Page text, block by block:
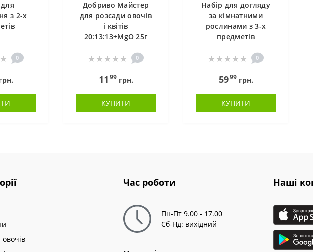
з 2-х
0
Добриво Майстер
для розсади овочів
і квітів
20:13:13+MgO 25г
0
11 99грн.
КУПИТИ
Набір для догляду
за кімнатними
рослинами з 3-х
предметів
0
5999грн.
КУПИТИ
овочів
Час роботи
Пн-Пт 9.00 - 17.00
Сб-Нд: вихідний
Наші